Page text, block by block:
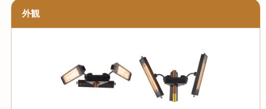
外観